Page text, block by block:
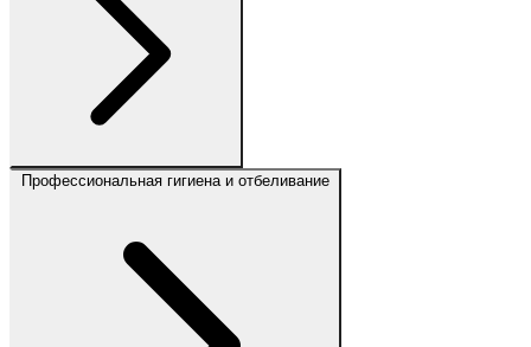
Профессиональная гигиена и отбеливание